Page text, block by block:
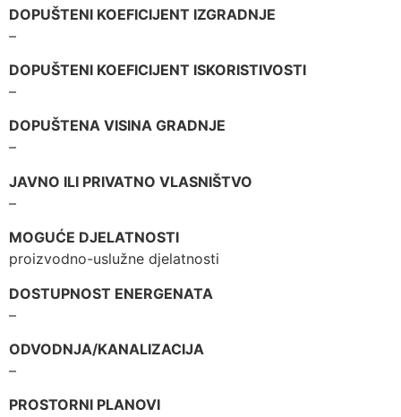
DOPUŠTENI KOEFICIJENT IZGRADNJE
–
DOPUŠTENI KOEFICIJENT ISKORISTIVOSTI
–
DOPUŠTENA VISINA GRADNJE
–
JAVNO ILI PRIVATNO VLASNIŠTVO
–
MOGUĆE DJELATNOSTI
proizvodno-uslužne djelatnosti
DOSTUPNOST ENERGENATA
–
ODVODNJA/KANALIZACIJA
–
PROSTORNI PLANOVI